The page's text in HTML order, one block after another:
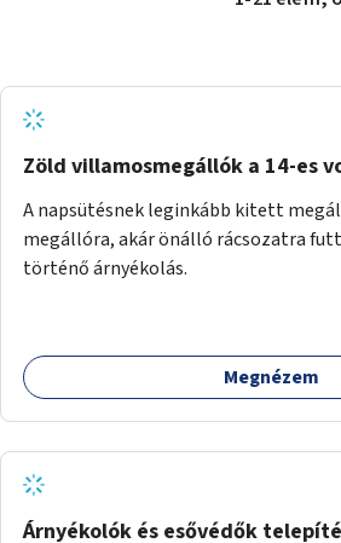
Zöld villamosmegállók a 14-es
A napsütésnek leginkább kitett
megállóra, akár önálló rácsozatra
történő árnyékolás.
Megnézem
Árnyékolók és esővédők